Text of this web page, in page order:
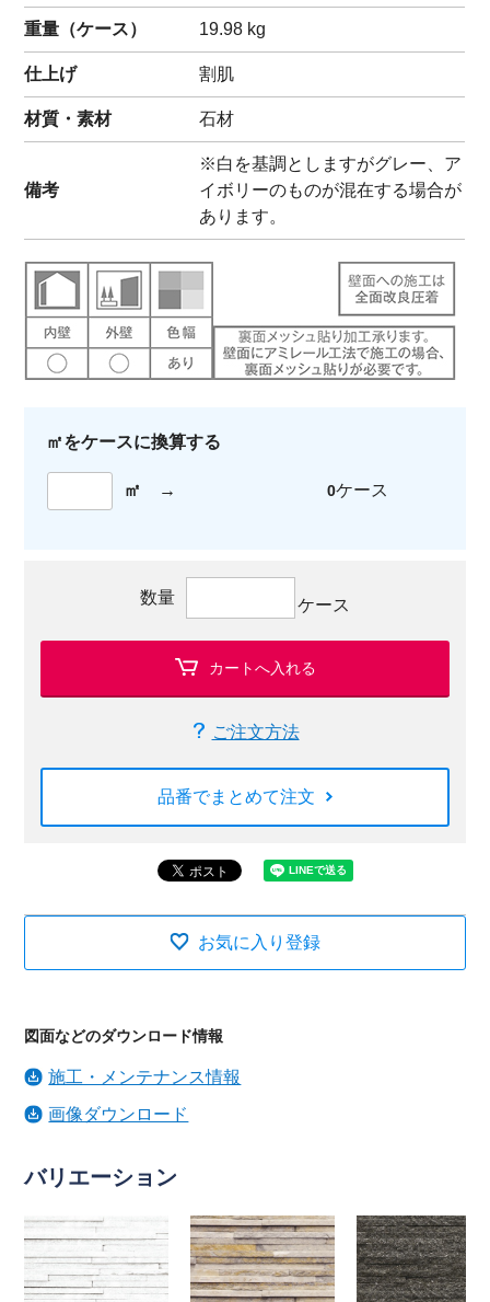
重量（ケース） 19.98 kg
仕上げ 割肌
材質・素材 石材
備考
※白を基調としますがグレー、ア
イボリーのものが混在する場合が
あります。
㎡をケースに換算する
㎡ → 0ケース
数量 ケース
カートへ入れる
ご注文方法
品番でまとめて注文
お気に入り登録
図面などのダウンロード情報
施工・メンテナンス情報
画像ダウンロード
バリエーション